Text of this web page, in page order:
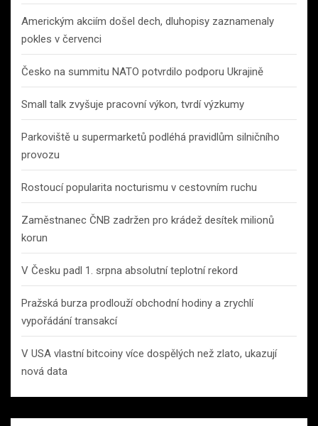
Americkým akciím došel dech, dluhopisy zaznamenaly
pokles v červenci
Česko na summitu NATO potvrdilo podporu Ukrajině
Small talk zvyšuje pracovní výkon, tvrdí výzkumy
Parkoviště u supermarketů podléhá pravidlům silničního
provozu
Rostoucí popularita nocturismu v cestovním ruchu
Zaměstnanec ČNB zadržen pro krádež desítek milionů
korun
V Česku padl 1. srpna absolutní teplotní rekord
Pražská burza prodlouží obchodní hodiny a zrychlí
vypořádání transakcí
V USA vlastní bitcoiny více dospělých než zlato, ukazují
nová data